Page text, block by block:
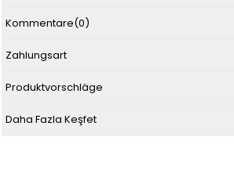
Kommentare(0)
Zahlungsart
Produktvorschläge
Daha Fazla Keşfet